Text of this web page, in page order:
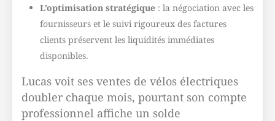
L’optimisation stratégique : la négociation avec les
fournisseurs et le suivi rigoureux des factures
clients préservent les liquidités immédiates
disponibles.
Lucas voit ses ventes de vélos électriques
doubler chaque mois, pourtant son compte
professionnel affiche un solde